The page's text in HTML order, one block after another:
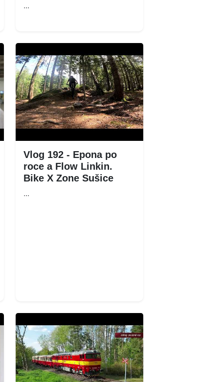
...
Vlog 192 - Epona po
roce a Flow Linkin.
Bike X Zone Sušice
...